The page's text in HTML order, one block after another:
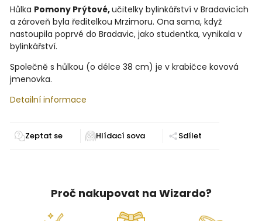
Hůlka Pomony Prýtové,učitelky bylinkářství v Bradavicích
a zároveň byla ředitelkou Mrzimoru. Ona sama, když
nastoupila poprvé do Bradavic, jako studentka, vynikala v
bylinkářství.
Společně s hůlkou (o délce 38 cm) je v krabičce kovová
jmenovka.
Detailní informace
Zeptat se Sdílet
Proč nakupovat na Wizardo?